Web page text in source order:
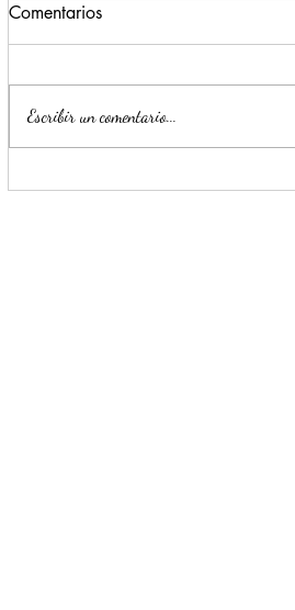
Para beneficio de las familias,
Comentarios
Escribir un comentario...